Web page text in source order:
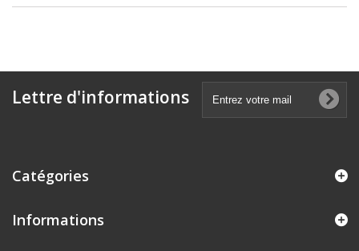
Lettre d'informations
Catégories
Informations